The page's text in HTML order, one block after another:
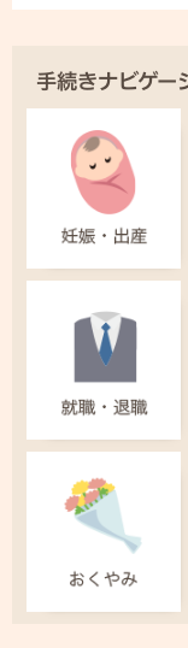
手続きナビゲー